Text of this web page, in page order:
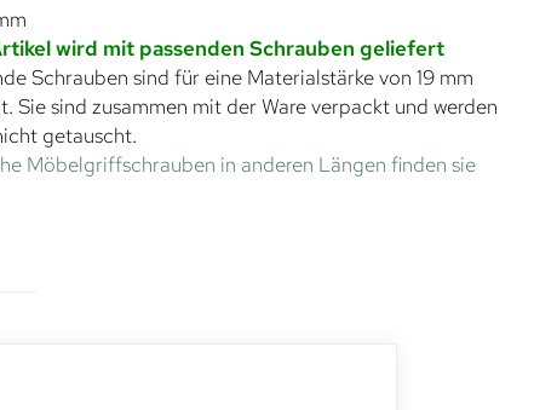
wird mit passenden Schrauben geliefert
Schrauben sind für eine Materialstärke von 19 mm
Sie sind zusammen mit der Ware verpackt und werden
getauscht.
Möbelgriffschrauben in anderen Längen finden sie